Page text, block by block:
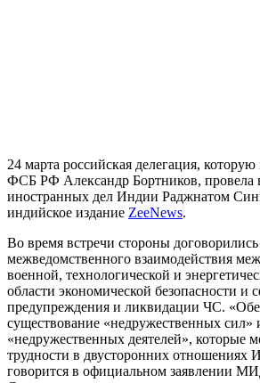
24 марта российская делегация, которую
ФСБ РФ Александр Бортников, провела
иностранных дел Индии Раджнатом
индийское издание ZeeNews.
Во время встречи стороны
межведомственного взаимодействия
военной, технологической и
области экономической безопасности и
предупреждения и ликвидации ЧС.
существование «недружественных сил»
«недружественных деятелей», которые
трудности в двусторонних отношениях
говорится в официальном заявлении